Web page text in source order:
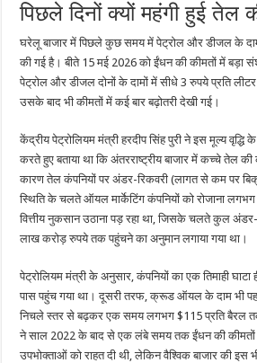
पिछले दिनों क्यों महंगी हुई तेल
घरेलू बाजार में पिछले कुछ समय में पेट्रोल और डीजल के
की गई है। बीते 15 मई 2026 को ईंधन की कीमतों में बड़ा
पेट्रोल और डीजल दोनों के दामों में सीधे 3 रुपये प्रति
उसके बाद भी कीमतों में कई बार बढ़ोतरी देखी गई।
केंद्रीय पेट्रोलियम मंत्री हरदीप सिंह पुरी ने इस मूल्य वृद्धि
करते हुए बताया था कि अंतरराष्ट्रीय बाजार में कच्चे तेल
कारण तेल कंपनियों पर अंडर-रिकवरी (लागत से कम पर
स्थिति के चलते ऑयल मार्केटिंग कंपनियों को रोजाना
वित्तीय नुकसान उठाना पड़ रहा था, जिसके चलते कुल
लाख करोड़ रुपये तक पहुंचने का अनुमान लगाया गया था।
पेट्रोलियम मंत्री के अनुसार, कंपनियों का एक तिमाही
पास पहुंच गया था। दूसरी तरफ, क्रूड ऑयल के दाम भी
निचले स्तर से बढ़कर एक समय लगभग $115 प्रति बैरल
ने साल 2022 के बाद से एक लंबे समय तक ईंधन की
उपभोक्ताओं को राहत दी थी, लेकिन वैश्विक बाजार की